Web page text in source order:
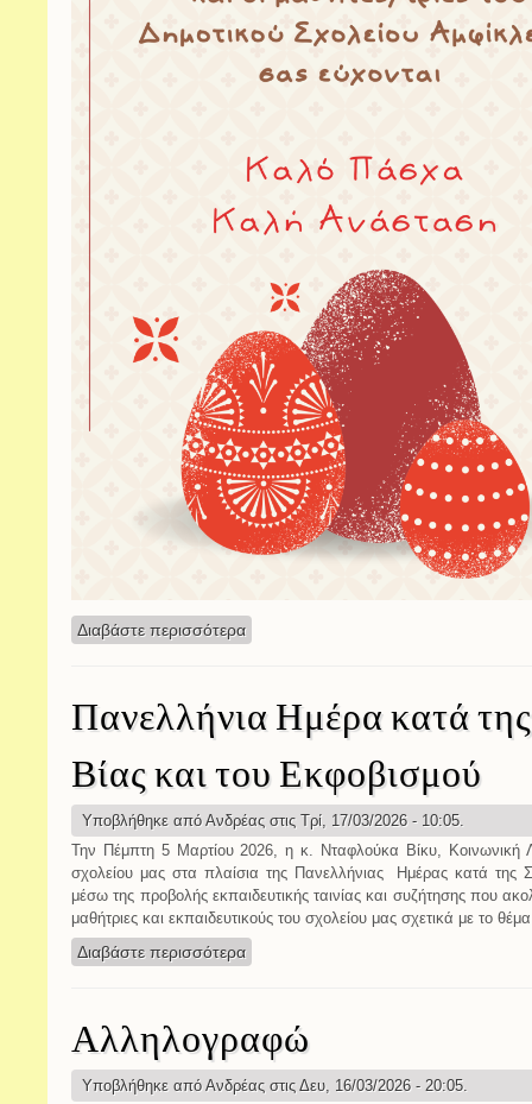
Διαβάστε περισσότερα
Πανελλήνια Ημέρα κατά
Βίας και του Εκφοβισμού
Υποβλήθηκε από Ανδρέας στις Τρί, 17/03/2026 - 10:05.
Την Πέμπτη 5 Μαρτίου 2026, η κ. Νταφλούκα Βίκυ, Κοινωνική
σχολείου μας στα πλαίσια της Πανελλήνιας Ημέρας κατά της
μέσω της προβολής εκπαιδευτικής ταινίας και συζήτησης που
μαθήτριες και εκπαιδευτικούς του σχολείου μας σχετικά με το
Διαβάστε περισσότερα
Αλληλογραφώ
Υποβλήθηκε από Ανδρέας στις Δευ, 16/03/2026 - 20:05.